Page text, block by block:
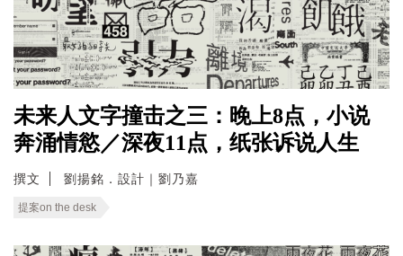
未来人文字撞击之三：晚上8点，小说
奔涌情慾／深夜11点，纸张诉说人生
撰文 劉揚銘．設計｜劉乃嘉
提案on the desk